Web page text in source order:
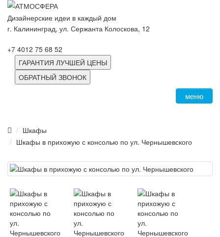
Дизайнерские идеи в каждый дом
г. Калининград, ул. Сержанта Колоскова, 12
+7 4012 75 68 52
ГАРАНТИЯ ЛУЧШЕЙ ЦЕНЫ
ОБРАТНЫЙ ЗВОНОК
меню
Шкафы
Шкафы в прихожую с консолью по ул. Чернышевского